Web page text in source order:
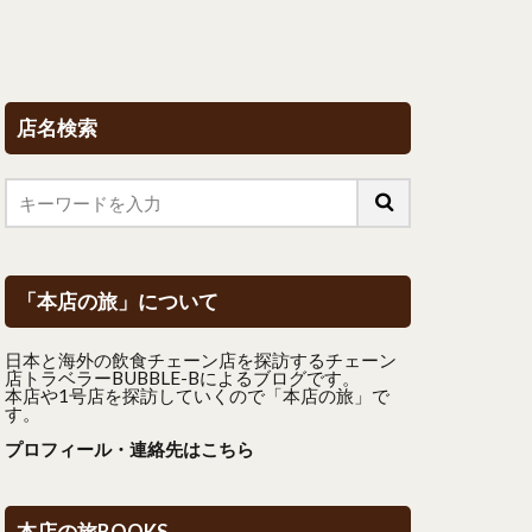
店名検索
「本店の旅」について
日本と海外の飲食チェーン店を探訪するチェーン
店トラベラーBUBBLE-Bによるブログです。
本店や1号店を探訪していくので「本店の旅」で
す。
プロフィール・連絡先はこちら